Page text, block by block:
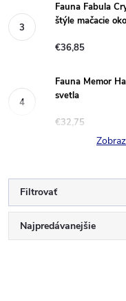
Fauna Fabula
štýle mačacie oko
€36,85
Fauna Memor
svetla
€32,75
Filtrovať
R
Najpredávanejšie